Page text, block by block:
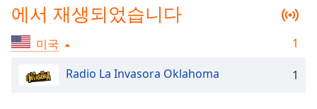
Remaining
Time
에서 재생되었습니다
미국
1
Radio La Invasora Oklahoma
1